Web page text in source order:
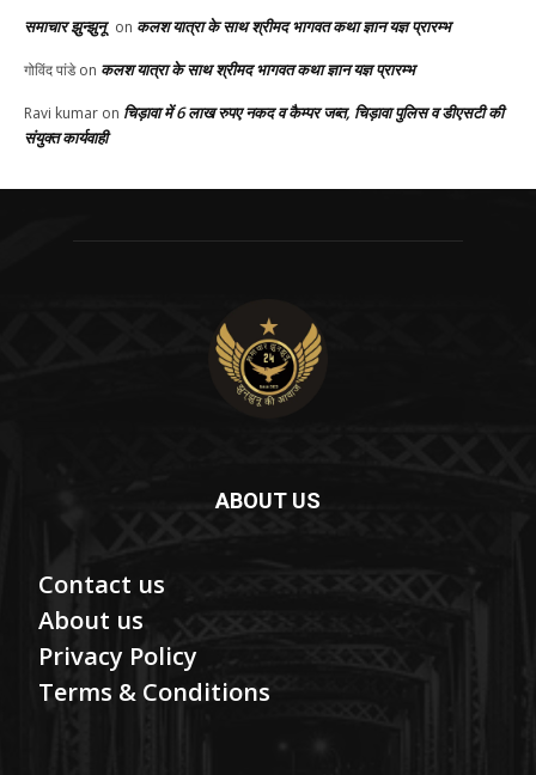
समाचार झुन्झुनू on कलश यात्रा के साथ श्रीमद भागवत कथा ज्ञान यज्ञ प्रारम्भ
गोविंद पांडेon कलश यात्रा के साथ श्रीमद भागवत कथा ज्ञान यज्ञ प्रारम्भ
Ravi kumar on चिड़ावा में 6 लाख रुपए नकद व कैम्पर जब्त, चिड़ावा पुलिस व डीएसटी की
संयुक्त कार्यवाही
ABOUT US
Contact us
About us
Privacy Policy
Terms & Conditions